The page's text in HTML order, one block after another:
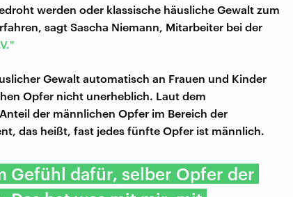
werden oder klassische häusliche Gewalt zum
sagt Sascha Niemann, Mitarbeiter bei der
Gewalt automatisch an Frauen und Kinder
Opfer nicht unerheblich. Laut dem
der männlichen Opfer im Bereich der
das heißt, fast jedes fünfte Opfer ist männlich.
Gefühl dafür, selber Opfer der